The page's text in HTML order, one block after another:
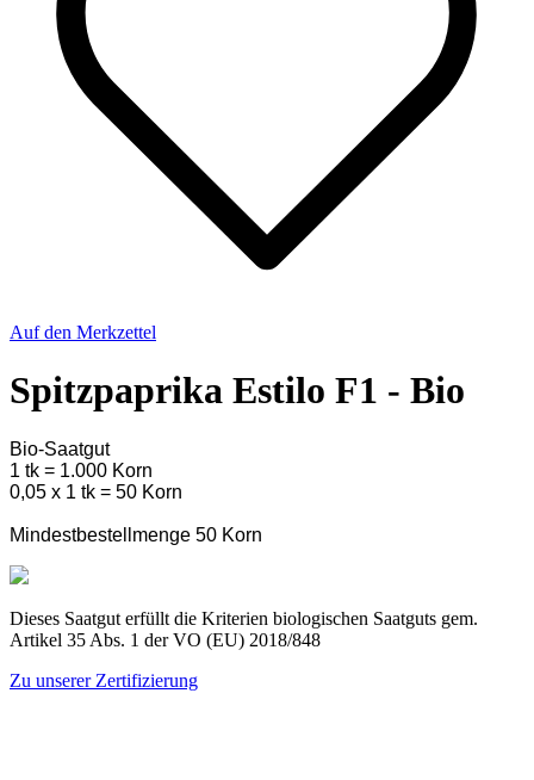
Auf den Merkzettel
Spitzpaprika Estilo F1 - Bio
Bio-Saatgut
1 tk = 1.000 Korn
0,05 x 1 tk = 50 Korn
Mindestbestellmenge 50 Korn
Dieses Saatgut erfüllt die Kriterien biologischen Saatguts gem.
Artikel 35 Abs. 1 der VO (EU) 2018/848
Zu unserer Zertifizierung